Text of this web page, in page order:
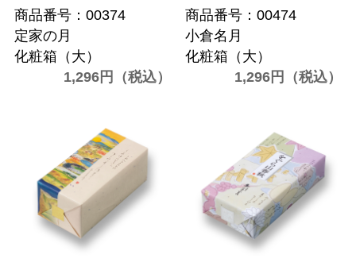
商品番号：00374
定家の月
化粧箱（大）
1,296円（税込）
商品番号：00474
小倉名月
化粧箱（大）
1,296円（税込）